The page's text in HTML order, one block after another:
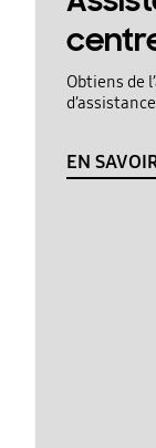
Obtiens de
EN